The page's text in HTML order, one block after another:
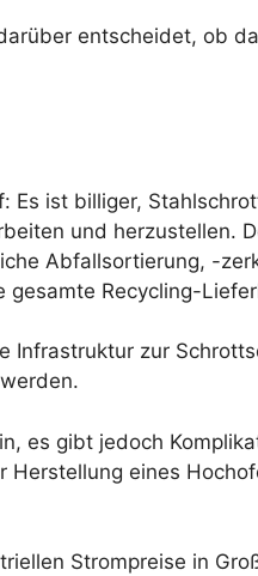
entscheidet, ob
Es ist billiger,
und herzustellen.
Abfallsortierung, -
gesamte Recycling-
Infrastruktur zur
es gibt jedoch
eines
Strompreise in